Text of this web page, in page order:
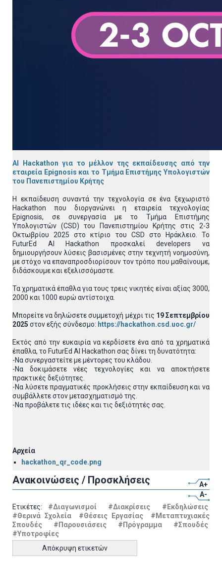
AI Hackathon για το μέλλον της εκπαίδευσης από την
εταιρεία Epignosis και το Τμήμα Επιστήμης Υπολογιστών
του Πανεπιστημίου Κρήτης
Η εκπαίδευση συναντά την τεχνολογία σε ένα ξεχωριστό
Hackathon που διοργανώνει η εταιρεία τεχνολογίας
Epignosis, σε συνεργασία με το Τμήμα Επιστήμης
Υπολογιστών (CSD) του Πανεπιστημίου Κρήτης στις 2-3
Οκτωβρίου 2025 στο κτίριο του CSD στο Ηράκλειο. Το
FuturEd AI Hackathon προσκαλεί developers να
δημιουργήσουν λύσεις βασισμένες στην τεχνητή νοημοσύνη,
με στόχο να επαναπροσδιορίσουν τον τρόπο που μαθαίνουμε,
διδάσκουμε και εξελισσόμαστε.
Τα χρηματικά έπαθλα για τους τρεις νικητές είναι αξίας 3000,
2000 και 1000 ευρώ αντίστοιχα.
Μπορείτε να δηλώσετε συμμετοχή μέχρι τις 19 Σεπτεμβρίου
2025 στον εξής σύνδεσμο: https://hackathon.csd.uoc.gr/
Εκτός από την ευκαιρία να κερδίσετε ένα από τα χρηματικά
έπαθλα, το FuturEd AI Hackathon σας δίνει τη δυνατότητα:
-Nα συνεργαστείτε με μέντορες του κλάδου.
-Nα δοκιμάσετε νέες τεχνολογίες και να αποκτήσετε
πρακτικές δεξιότητες.
-Nα λύσετε πραγματικές προκλήσεις στην εκπαίδευση και να
συμβάλλετε στον μετασχηματισμό της.
-Nα προβάλετε τις ιδέες και τις δεξιότητές σας.
Αρχεία
hackathon_qr_code.png
Ανακοινώσεις / Προσκλήσεις
A+
A-
Ετικέτες: #Διαγωνισμοί #Διακρίσεις
#Εκδηλώσεις
#Θερινά Σχολεία
#Θέσεις Εργασίας
#Μεταπτυχιακές
Σπουδές
#Παρουσιάσεις #Πρόγραμμα
#Σπουδές
#Υποτροφίες
Απόκρυψη ετικετών